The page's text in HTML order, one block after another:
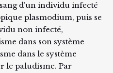
d’un individu infecté
plasmodium, puis se
non infecté,
dans son système
dans le système
le paludisme. Par